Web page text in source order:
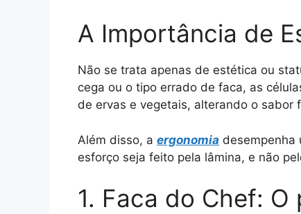
A Importância de
Não se trata apenas de estética ou
cega ou o tipo errado de faca, as
de ervas e vegetais, alterando o sabor
Além disso, a ergonomia desempenha
esforço seja feito pela lâmina, e não
1. Faca do Chef: